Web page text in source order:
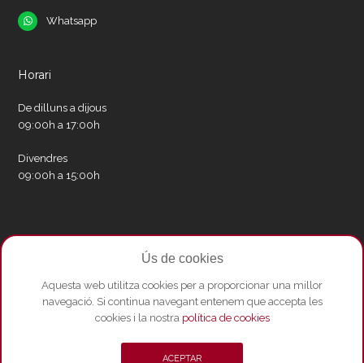
Whatsapp
Whatsapp
Horari
De dilluns a dijous
09:00h a 17:00h
Divendres
09:00h a 15:00h
Xarxes socials
TwitterFacebookInstagram
Whatsapp
Youtube
Ús de cookies
Aquesta web utilitza cookies per a proporcionar una millor
navegació. Si continua navegant entenem que accepta les
cookies i la nostra política de cookies
ACEPTAR